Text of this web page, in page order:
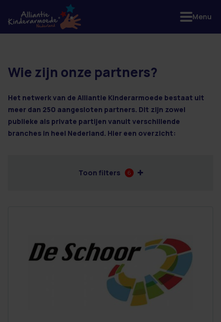
36 resultaten
Wie zijn onze partners?
Het netwerk van de Alliantie Kinderarmoede bestaat uit
meer dan 250 aangesloten partners. Dit zijn zowel
publieke als private partijen vanuit verschillende
branches in heel Nederland. Hier een overzicht:
Toon filters 6
Menu